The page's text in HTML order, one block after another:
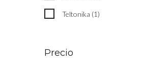
Teltonika (1)
Precio